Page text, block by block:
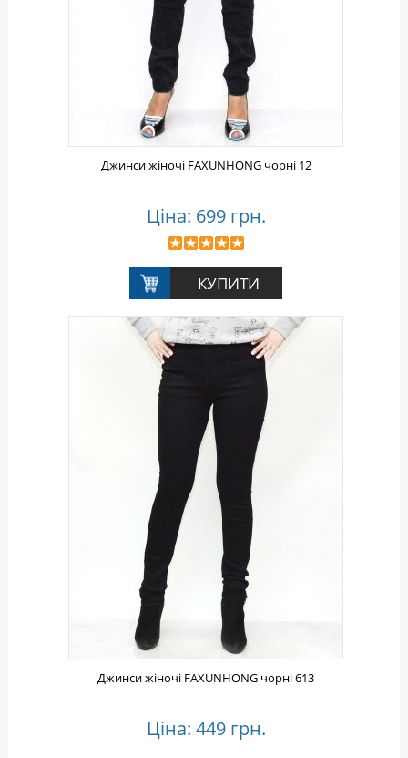
Джинси жіночі FAXUNHONG чорні 12
Ціна: 699 грн.
Джинси жіночі FAXUNHONG чорні 613
Ціна: 449 грн.